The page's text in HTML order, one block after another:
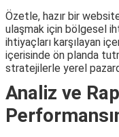
Özetle, hazır bir
ulaşmak için bölgesel
ihtiyaçları karşılayan
içerisinde ön planda
stratejilerle yerel
Analiz ve